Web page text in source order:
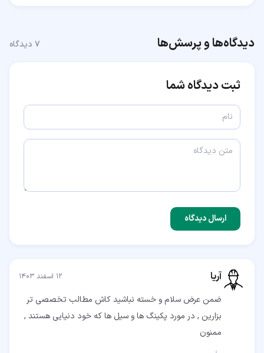
دیدگاه‌ها و پرسش‌ها ۷ دیدگاه
ثبت دیدگاه شما
ارسال دیدگاه
آریا ۱۲ اسفند ۱۴۰۳
ضمن عرض سلام و خسته نباشید کاش مطالب تخصصی تر
بزارین , در مورد پکینگ ها و سیل ها که خود دنیایی هستند ,
ممنون